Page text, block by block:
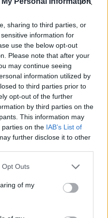
sharing to third parties, or
information for
use the below opt-out
Please note that after your
may continue seeing
information utilized by
to third parties prior to
opt-out of the further
by third parties on the
This information may
parties on the IAB’s List of
further disclose it to other
Opt Outs
of my
vieną
darbo
nei 1000
nei pusė
duomenų, patenka į
iš jų yra ES
užmokestis